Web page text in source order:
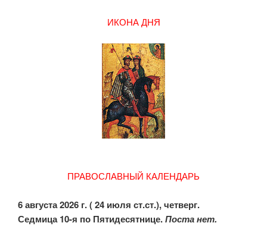
ИКОНА ДНЯ
ПРАВОСЛАВНЫЙ КАЛЕНДАРЬ
6 августа 2026 г. ( 24 июля ст.ст.), четверг.
Седмица 10-я по Пятидесятнице.Поста нет.